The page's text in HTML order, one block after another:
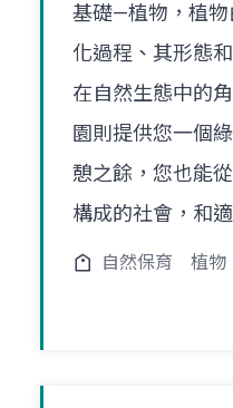
基礎—植物，植
化過程、其形態
在自然生態中的
園則提供您一個
憩之餘，您也能
構成的社會，和
自然保育 植物